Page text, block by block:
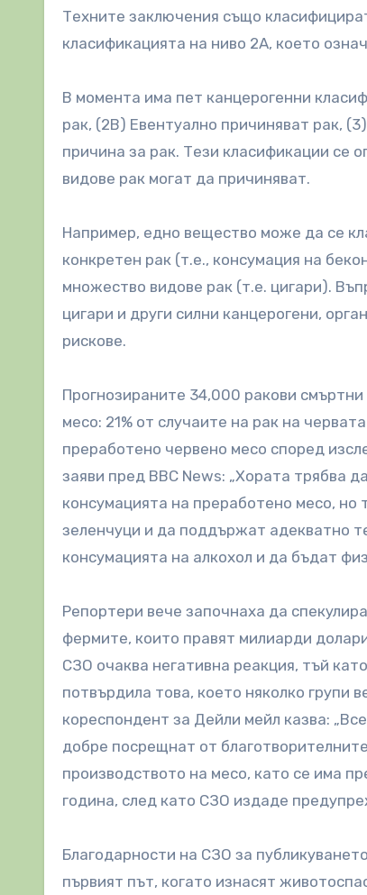
Техните заключения също
класификацията на ниво 2А, което
В момента има пет канцерогенни
рак, (2B) Евентуално причиняват рак,
причина за рак. Тези класификации се
видове рак могат да причиняват.
Например, едно вещество може да се
конкретен рак (т.е., консумация на
множество видове рак (т.е. цигари).
цигари и други силни канцерогени,
рискове.
Прогнозираните 34,000 ракови
месо: 21% от случаите на рак на
преработено червено месо според
заяви пред BBC News: „Хората трябва
консумацията на преработено месо, но
зеленчуци и да поддържат адекватно
консумацията на алкохол и да бъдат
Репортери вече започнаха да
фермите, които правят милиарди
СЗО очаква негативна реакция, тъй
потвърдила това, което няколко групи
кореспондент за Дейли мейл казва:
добре посрещнат от
производството на месо, като се има
година, след като СЗО издаде
Благодарности на СЗО за
първият път, когато изнасят